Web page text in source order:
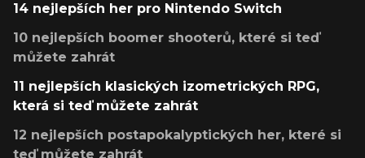
14 nejlepších her pro Nintendo Switch
10 nejlepších boomer shooterů, které si teď
můžete zahrát
11 nejlepších klasických izometrických RPG,
která si teď můžete zahrát
12 nejlepších postapokalyptických her, které si
teď můžete zahrát